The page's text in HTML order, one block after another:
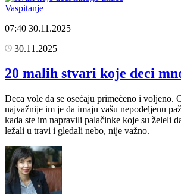
Vaspitanje
07:40 30.11.2025
30.11.2025
20 malih stvari koje deci
Deca vole da se osećaju primećeno i voljeno.
najvažnije im je da imaju vašu nepodeljenu
kada ste im napravili palačinke koje su želeli
ležali u travi i gledali nebo, nije važno.